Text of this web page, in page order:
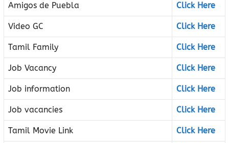
Amigos de Puebla Click Here
Video GC Click Here
Tamil Family Click Here
Job Vacancy Click Here
Job information Click Here
Job vacancies Click Here
Tamil Movie Link Click Here